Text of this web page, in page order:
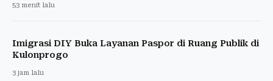
53 menit lalu
Imigrasi DIY Buka Layanan Paspor di Ruang Publik di
Kulonprogo
3 jam lalu